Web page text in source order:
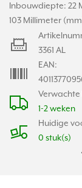
Inbouwdiepte: 22
103 Millimeter
Verwachte
1-2 weken
Huidige
0 stuk(s)
3361 AL
EAN: